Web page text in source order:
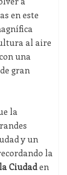
en este
al aire
una
gran
la
y un
la
Ciudaden